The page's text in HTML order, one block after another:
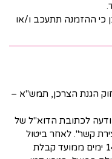
כי ההזמנה תתעכב ו/או
הגנת הצרכן, תמש"א –
לכתובת הדוא"ל של
קשר". לאחר ביטול
העסקה הינך זכאי להחזר כספי של עד 14 ימים ממועד קבלת